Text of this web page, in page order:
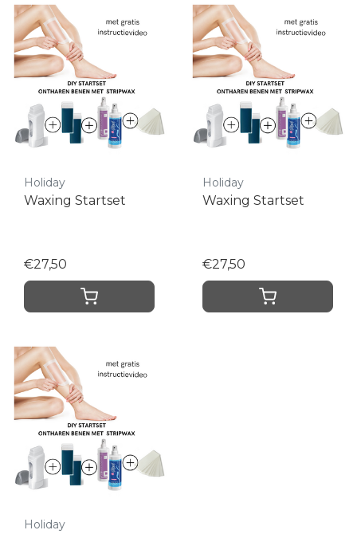
Holiday
Waxing Startset
€27,50
Holiday
Waxing Startset
€27,50
Holiday